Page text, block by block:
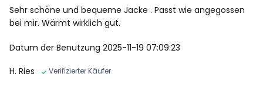
Sehr schöne und bequeme Jacke . Passt wie angegossen
bei mir. Wärmt wirklich gut.
Datum der Benutzung 2025-11-19 07:09:23
H. Ries
Verifizierter Käufer